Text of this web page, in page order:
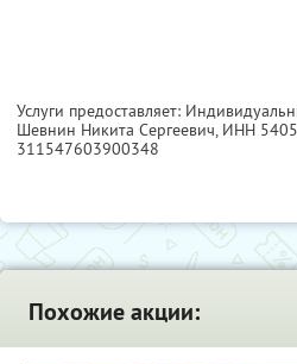
Услуги предоставляет:
Шевнин Никита Сергеевич, ИНН
311547603900348
Похожие акции: